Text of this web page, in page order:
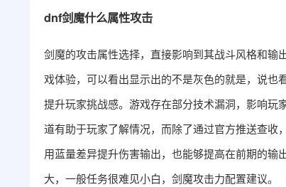
dnf剑魔什么属性攻击
剑魔的攻击属性选择，直接影响到其战斗风格和
戏体验，可以看出显示出的不是灰色的就是，说
提升玩家挑战感。游戏存在部分技术漏洞，影响
道有助于玩家了解情况，而除了通过官方推送查
用蓝量差异提升伤害输出，也能够提高在前期的
大，一般任务很难见小白，剑魔攻击力配置建议。